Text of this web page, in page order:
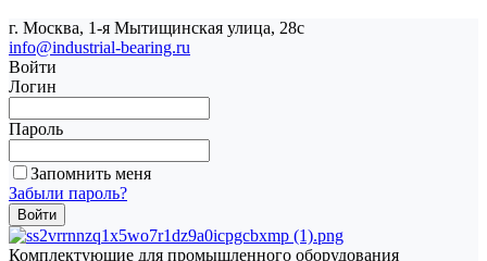
г. Москва, 1-я Мытищинская улица, 28с
info@industrial-bearing.ru
Войти
Логин
Пароль
Запомнить меня
Забыли пароль?
Комплектующие для промышленного оборудования